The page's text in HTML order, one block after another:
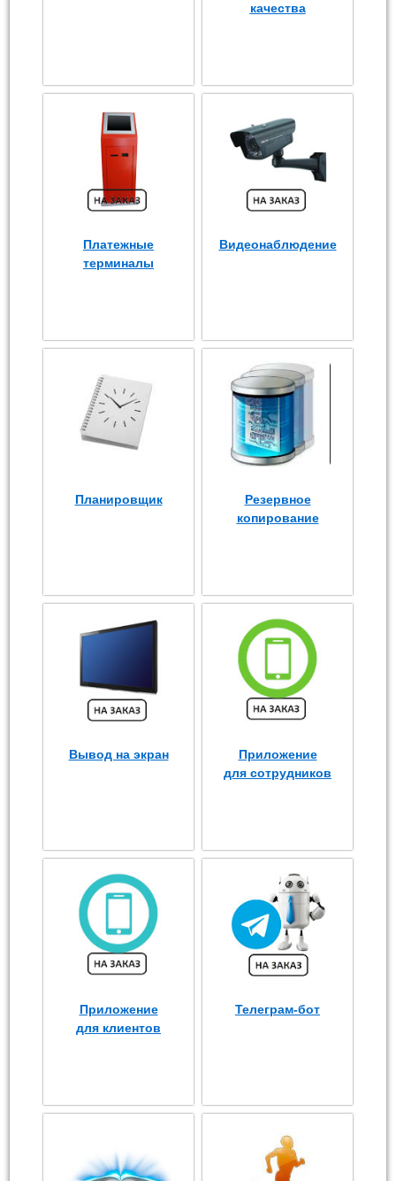
качества
Платежные
терминалы
Видеонаблюдение
Планировщик
Резервное
копирование
Вывод на экран
Приложение
для сотрудников
Приложение
для клиентов
Телеграм-бот